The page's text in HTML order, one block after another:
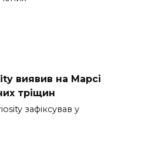
виявив на Марсі
тріщин
зафіксував у